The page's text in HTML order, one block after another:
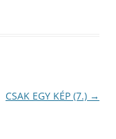
CSAK EGY KÉP (7.) →